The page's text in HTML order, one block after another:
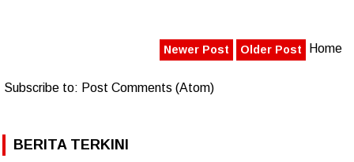
Newer Post Older Post Home
Subscribe to: Post Comments (Atom)
BERITA TERKINI